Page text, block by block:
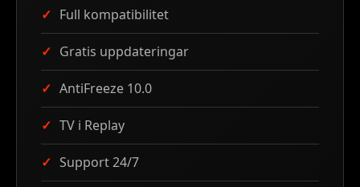
Full kompatibilitet
Gratis uppdateringar
AntiFreeze 10.0
TV i Replay
Support 24/7